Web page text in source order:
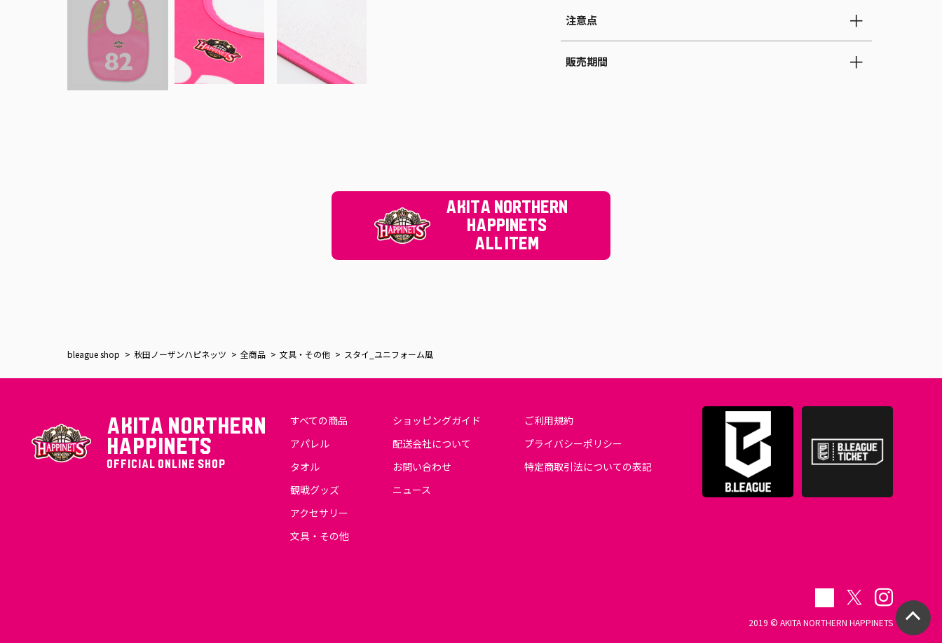
注意点
販売期間
AKITA NORTHERN
HAPPINETS
ALL ITEM
bleague shop 秋田ノーザンハピネッツ 全商品 文具・その他 スタイ_ユニフォーム風
AKITA NORTHERN
HAPPINETS
OFFICIAL ONLINE SHOP
すべての商品
アパレル
タオル
観戦グッズ
アクセサリー
文具・その他
ショッピングガイド
配送会社について
お問い合わせ
ニュース
ご利用規約
プライバシーポリシー
特定商取引法についての表記
2019 © AKITA NORTHERN HAPPINETS